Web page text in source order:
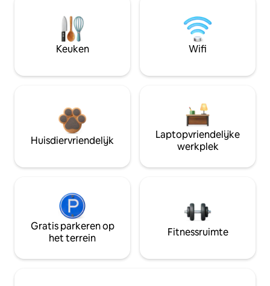
Keuken Wifi
Huisdiervriendelijk
Laptopvriendelijke
werkplek
Gratis parkeren op
het terrein
Fitnessruimte